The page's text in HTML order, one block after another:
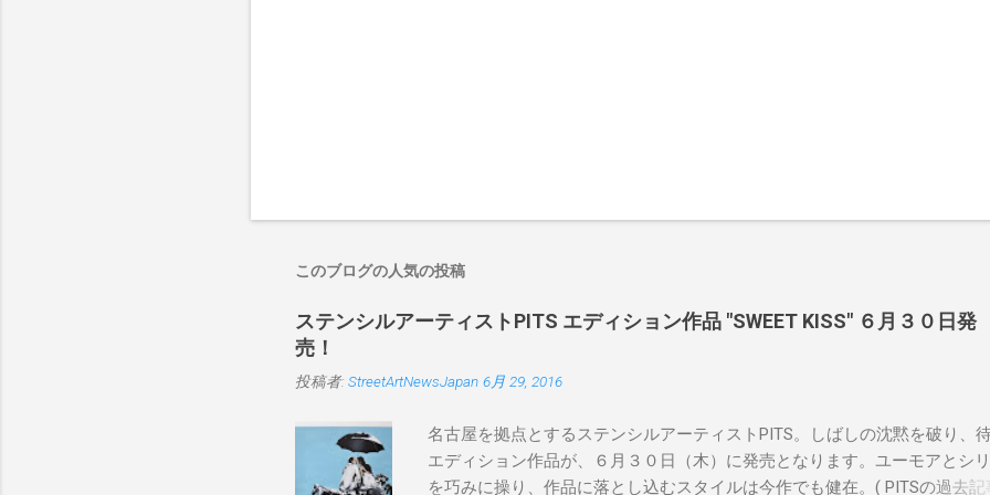
このブログの人気の投稿
ステンシルアーティストPITS エディション作品 "SWEET KISS" ６月３０日発
売！
投稿者: StreetArtNewsJapan 6月 29, 2016
名古屋を拠点とするステンシルアーティストPITS。しばしの沈黙を破り、
エディション作品が、６月３０日（木）に発売となります。ユーモアとシ
を巧みに操り、作品に落とし込むスタイルは今作でも健在。( PITSの過去記